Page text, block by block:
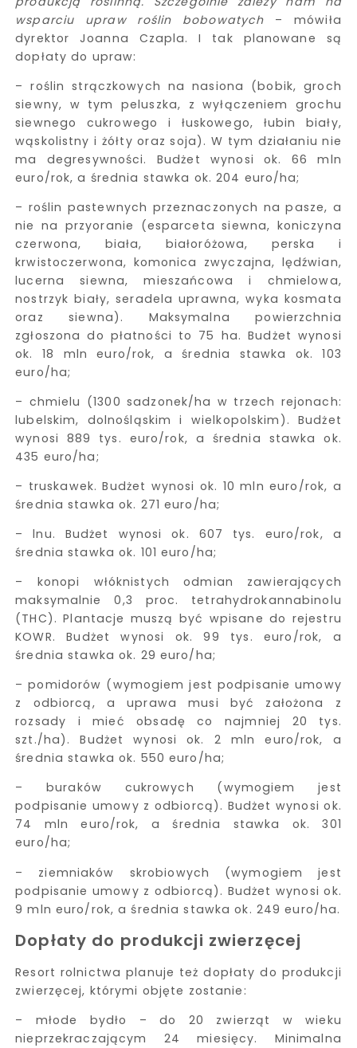
wsparciu upraw roślin bobowatych – mówiła
dyrektor Joanna Czapla. I tak planowane są
dopłaty do upraw:
– roślin strączkowych na nasiona (bobik, groch
siewny, w tym peluszka, z wyłączeniem grochu
siewnego cukrowego i łuskowego, łubin biały,
wąskolistny i żółty oraz soja). W tym działaniu nie
ma degresywności. Budżet wynosi ok. 66 mln
euro/rok, a średnia stawka ok. 204 euro/ha;
– roślin pastewnych przeznaczonych na pasze, a
nie na przyoranie (esparceta siewna, koniczyna
czerwona, biała, białoróżowa, perska i
krwistoczerwona, komonica zwyczajna, lędźwian,
lucerna siewna, mieszańcowa i chmielowa,
nostrzyk biały, seradela uprawna, wyka kosmata
oraz siewna). Maksymalna powierzchnia
zgłoszona do płatności to 75 ha. Budżet wynosi
ok. 18 mln euro/rok, a średnia stawka ok. 103
euro/ha;
– chmielu (1300 sadzonek/ha w trzech rejonach:
lubelskim, dolnośląskim i wielkopolskim). Budżet
wynosi 889 tys. euro/rok, a średnia stawka ok.
435 euro/ha;
– truskawek. Budżet wynosi ok. 10 mln euro/rok, a
średnia stawka ok. 271 euro/ha;
– lnu. Budżet wynosi ok. 607 tys. euro/rok, a
średnia stawka ok. 101 euro/ha;
– konopi włóknistych odmian zawierających
maksymalnie 0,3 proc. tetrahydrokannabinolu
(THC). Plantacje muszą być wpisane do rejestru
KOWR. Budżet wynosi ok. 99 tys. euro/rok, a
średnia stawka ok. 29 euro/ha;
– pomidorów (wymogiem jest podpisanie umowy
z odbiorcą, a uprawa musi być założona z
rozsady i mieć obsadę co najmniej 20 tys.
szt./ha). Budżet wynosi ok. 2 mln euro/rok, a
średnia stawka ok. 550 euro/ha;
– buraków cukrowych (wymogiem jest
podpisanie umowy z odbiorcą). Budżet wynosi ok.
74 mln euro/rok, a średnia stawka ok. 301
euro/ha;
– ziemniaków skrobiowych (wymogiem jest
podpisanie umowy z odbiorcą). Budżet wynosi ok.
9 mln euro/rok, a średnia stawka ok. 249 euro/ha.
Dopłaty do produkcji zwierzęcej
Resort rolnictwa planuje też dopłaty do produkcji
zwierzęcej, którymi objęte zostanie:
– młode bydło – do 20 zwierząt w wieku
nieprzekraczającym 24 miesięcy. Minimalna